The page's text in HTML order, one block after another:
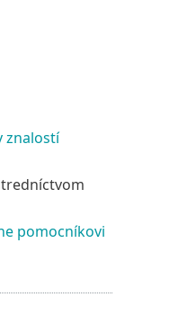
znalostí
pomocníkovi